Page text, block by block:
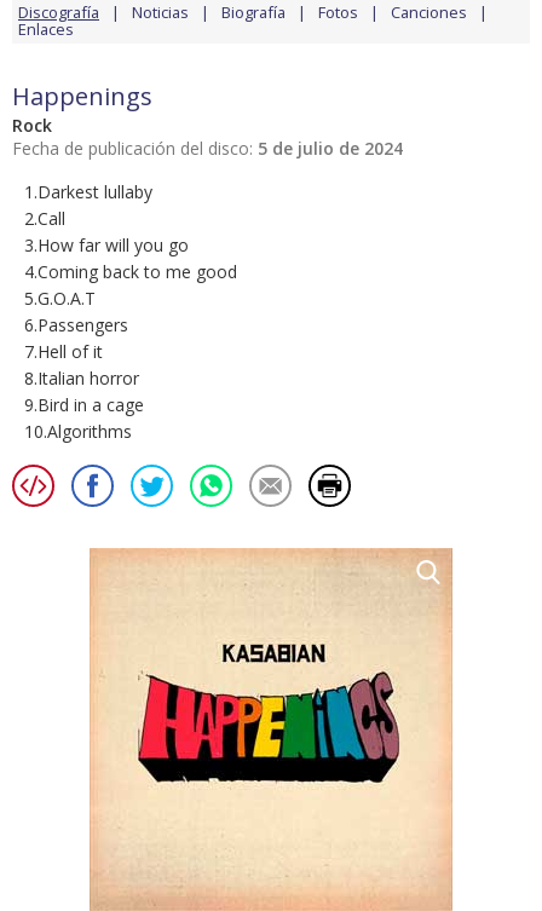
Discografía Noticias Biografía Fotos Canciones
Enlaces
Happenings
Rock
Fecha de publicación del disco: 5 de julio de 2024
1.Darkest lullaby
2.Call
3.How far will you go
4.Coming back to me good
5.G.O.A.T
6.Passengers
7.Hell of it
8.Italian horror
9.Bird in a cage
10.Algorithms